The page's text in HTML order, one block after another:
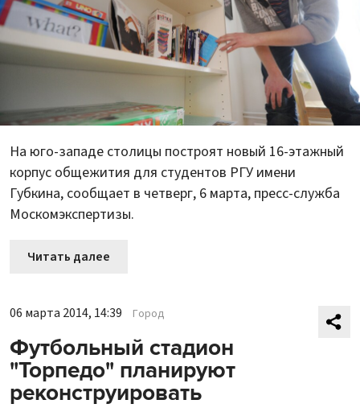
На юго-западе столицы построят новый 16-этажный
корпус общежития для студентов РГУ имени
Губкина, сообщает в четверг, 6 марта, пресс-служба
Москомэкспертизы.
Читать далее
06 марта 2014, 14:39 Город
Футбольный стадион
"Торпедо" планируют
реконструировать